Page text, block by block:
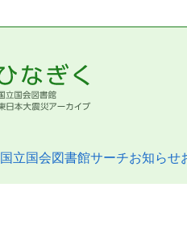
国立国会図書館サーチお知らせ